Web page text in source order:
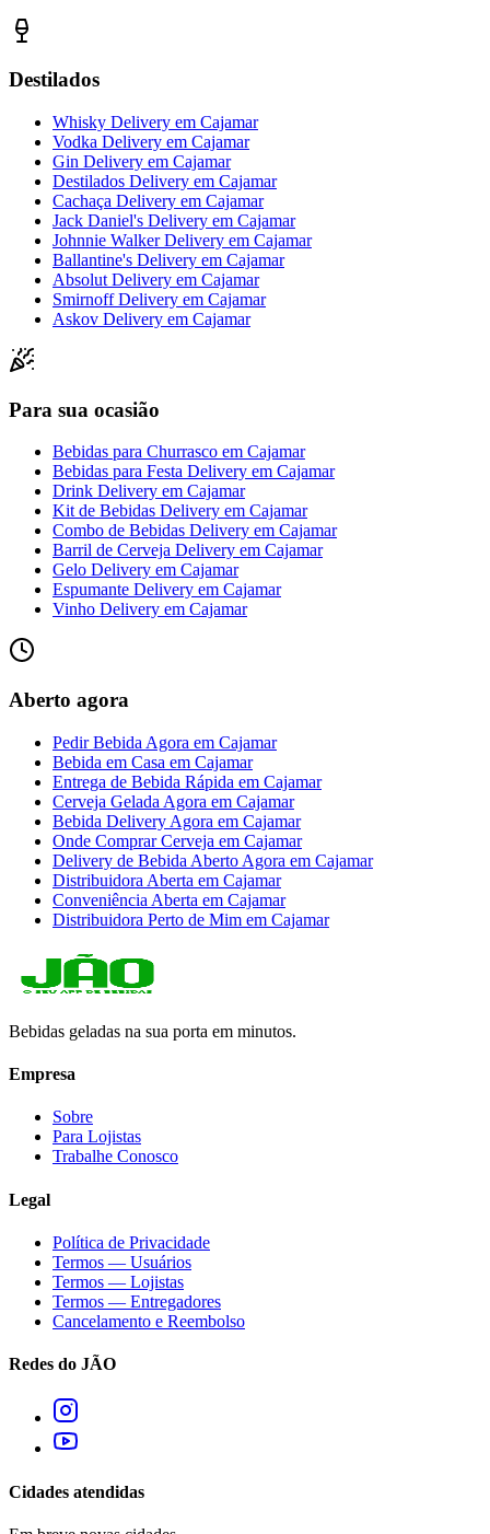
Destilados
Whisky Delivery em Cajamar
Vodka Delivery em Cajamar
Gin Delivery em Cajamar
Destilados Delivery em Cajamar
Cachaça Delivery em Cajamar
Jack Daniel's Delivery em Cajamar
Johnnie Walker Delivery em Cajamar
Ballantine's Delivery em Cajamar
Absolut Delivery em Cajamar
Smirnoff Delivery em Cajamar
Askov Delivery em Cajamar
Para sua ocasião
Bebidas para Churrasco em Cajamar
Bebidas para Festa Delivery em Cajamar
Drink Delivery em Cajamar
Kit de Bebidas Delivery em Cajamar
Combo de Bebidas Delivery em Cajamar
Barril de Cerveja Delivery em Cajamar
Gelo Delivery em Cajamar
Espumante Delivery em Cajamar
Vinho Delivery em Cajamar
Aberto agora
Pedir Bebida Agora em Cajamar
Bebida em Casa em Cajamar
Entrega de Bebida Rápida em Cajamar
Cerveja Gelada Agora em Cajamar
Bebida Delivery Agora em Cajamar
Onde Comprar Cerveja em Cajamar
Delivery de Bebida Aberto Agora em Cajamar
Distribuidora Aberta em Cajamar
Conveniência Aberta em Cajamar
Distribuidora Perto de Mim em Cajamar
Bebidas geladas na sua porta em minutos.
Empresa
Sobre
Para Lojistas
Trabalhe Conosco
Legal
Política de Privacidade
Termos — Usuários
Termos — Lojistas
Termos — Entregadores
Cancelamento e Reembolso
Redes do JÃO
Cidades atendidas